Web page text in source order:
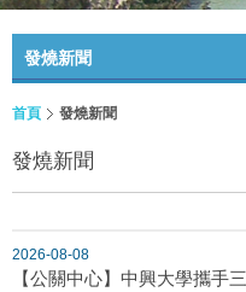
發燒新聞
首頁 發燒新聞
發燒新聞
2026-08-08
【公關中心】中興大學攜手